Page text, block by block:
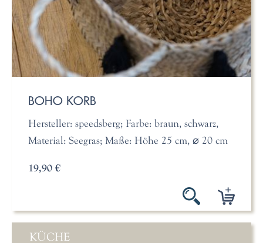
BOHO KORB
Hersteller: speedsberg; Farbe: braun, schwarz,
Material: Seegras; Maße: Höhe 25 cm, ⌀ 20 cm
19,90 €
KÜCHE